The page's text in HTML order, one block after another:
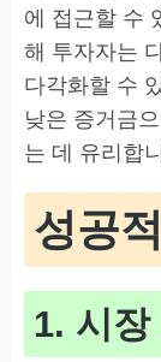
에 접근할 수
해 투자자는
다각화할 수
낮은 증거금
는 데 유리합
성공
1. 시장